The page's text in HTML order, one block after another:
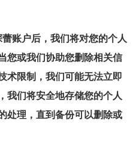
账户后，我们将对您的个人
您或我们协助您删除相关信
术限制，我们可能无法立即
我们将安全地存储您的个人
处理，直到备份可以删除或